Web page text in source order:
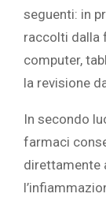
seguenti: in
raccolti dalla
computer,
la revisione
In secondo
farmaci
direttamente